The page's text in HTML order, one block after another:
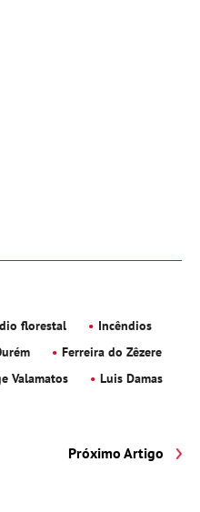
florestal
Incêndios
Ferreira do Zêzere
Valamatos
Luis Damas
Próximo Artigo